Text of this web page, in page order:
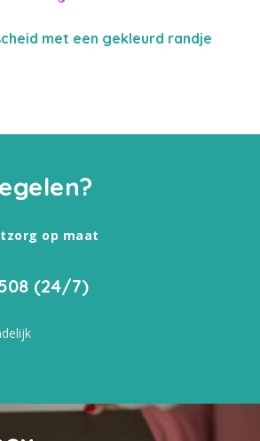
met een gekleurd randje
op maat
(24/7)